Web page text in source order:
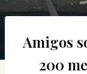
Amigos
200